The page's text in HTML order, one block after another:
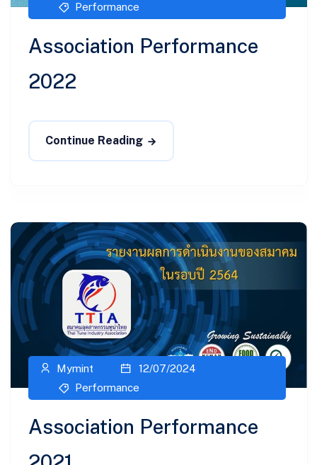
Performance
Association Performance
2022
Continue Reading
Mymint
12/07/2024
Performance
Association Performance